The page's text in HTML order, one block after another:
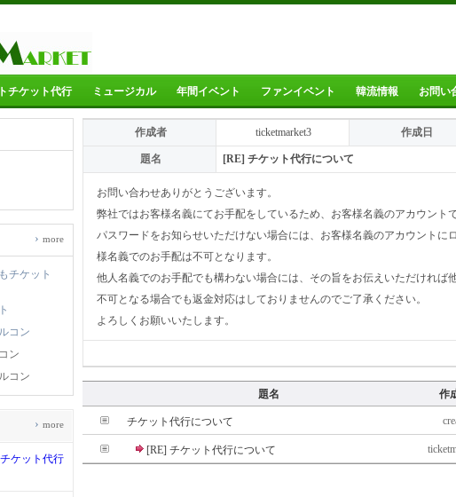
チケット代行 ミュージカル 年間イベント ファンイベント 韓流情報 お問い
チケット
コン
ン
コン
› more
ケット代行
› more
作成者 ticketmarket3 作成日
題名 [RE] チケット代行について
お問い合わせありがとうございます。
弊社ではお客様名義にてお手配をしているため、お客様名義のアカウント
パスワードをお知らせいただけない場合には、お客様名義のアカウントに
様名義でのお手配は不可となります。
他人名義でのお手配でも構わない場合には、その旨をお伝えいただければ
不可となる場合でも返金対応はしておりませんのでご了承ください。
よろしくお願いいたします。
題名 作
チケット代行について
[RE] チケット代行について